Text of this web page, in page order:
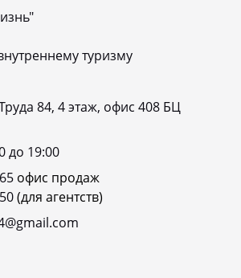
туризму
84, 4 этаж, офис 408 БЦ
до 19:00
офис продаж
(для агентств)